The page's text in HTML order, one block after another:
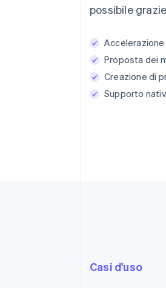
possibile
Proposta dei
Creazione di
Supporto
Casi d'uso